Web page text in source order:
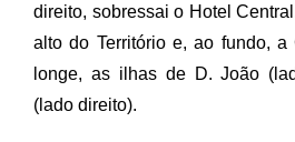
direito, sobressai o Hotel
alto do Território e, ao fundo,
longe, as ilhas de D. João
(lado direito).